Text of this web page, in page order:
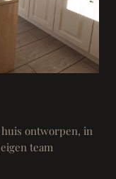
ontworpen, in
team